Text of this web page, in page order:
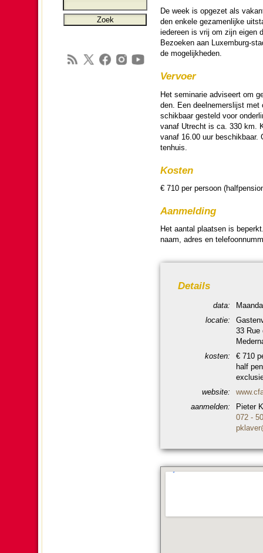
De week is opgezet als
den enkele ge­za­men­lijke
ieder­een is vrij om zijn eigen
Bezoeken aan Lu­xem­burg-
de moge­lijk­he­den.
Vervoer
Het semi­na­rie adviseert om
den. Een deel­ne­mers­lijst
schik­baar gesteld voor
vanaf Utrecht is ca. 330 km.
vanaf 16.00 uur
ten­huis.
Kosten
€ 710 per persoon
Aanmel­ding
Het aantal plaatsen is
naam, adres en
Details
data:
locatie:
33 Rue
kosten:
€ 710
half
web­si­te:
aanmel­den:
Pieter
072 -